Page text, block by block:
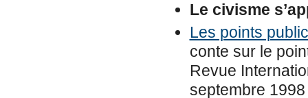
Le civisme
Les points
conte sur le
Revue
septembre 1998